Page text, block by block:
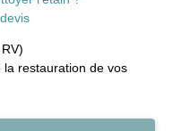
restauration de vos